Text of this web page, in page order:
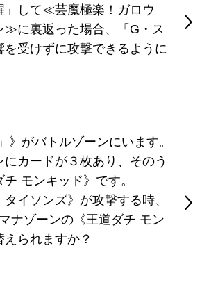
」して≪芸魔極楽！ガロウ
≫に裏返った場合、「G・ス
を受けずに攻撃できるように
》がバトルゾーンにいます。
にカードが３枚あり、そのう
モンキッド》です。
イソンズ》が攻撃する時、
ナゾーンの《王道ダチ モン
られますか？